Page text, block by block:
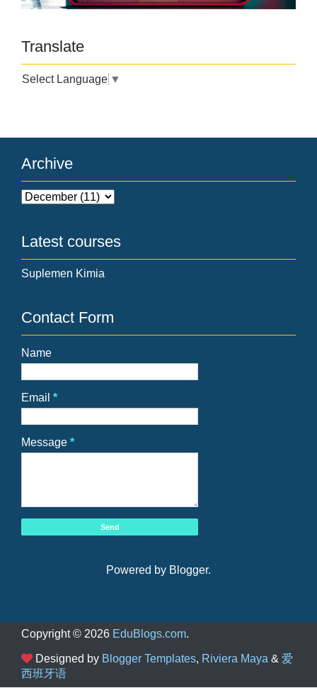
Translate
Select Language ▼
Archive
Latest courses
Suplemen Kimia
Contact Form
Name
Email *
Message *
Powered by Blogger.
Copyright © 2026 EduBlogs.com.
Designed by Blogger Templates, Riviera Maya & 爱
西班牙语